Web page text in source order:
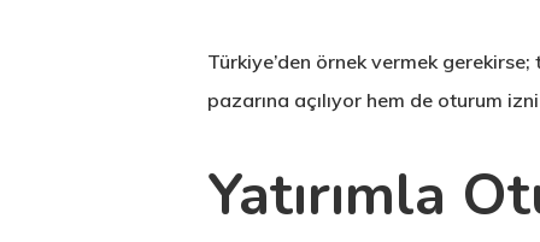
Türkiye’den örnek vermek
pazarına açılıyor hem de oturum
Yatırımla